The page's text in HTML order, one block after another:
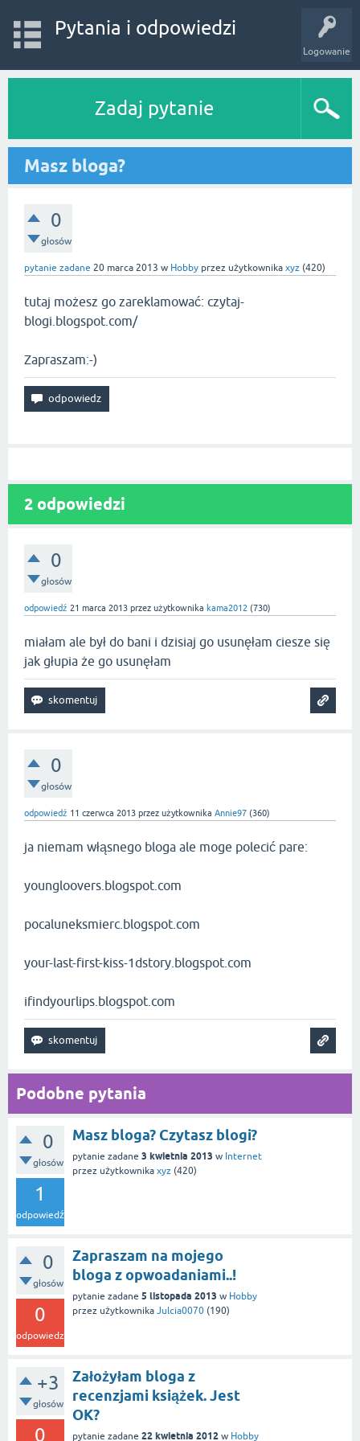
Logowanie
Pytania i odpowiedzi
Zadaj pytanie
Masz bloga?
0
głosów
pytanie zadane 20 marca 2013 w Hobby przez użytkownika xyz (420)
tutaj możesz go zareklamować: czytaj-
blogi.blogspot.com/
Zapraszam:-)
2 odpowiedzi
0
głosów
odpowiedź 21 marca 2013 przez użytkownika kama2012 (730)
miałam ale był do bani i dzisiaj go usunęłam ciesze się
jak głupia że go usunęłam
0
głosów
odpowiedź 11 czerwca 2013 przez użytkownika Annie97 (360)
ja niemam włąsnego bloga ale moge polecić pare:
youngloovers.blogspot.com
pocaluneksmierc.blogspot.com
your-last-first-kiss-1dstory.blogspot.com
ifindyourlips.blogspot.com
Podobne pytania
0
głosów
1
odpowiedź
Masz bloga? Czytasz blogi?
pytanie zadane 3 kwietnia 2013 w Internet
przez użytkownika xyz (420)
0
głosów
0
odpowiedzi
Zapraszam na mojego
bloga z opwoadaniami..!
pytanie zadane 5 listopada 2013 w Hobby
przez użytkownika Julcia0070 (190)
+3
głosów
0
Założyłam bloga z
recenzjami książek. Jest
OK?
pytanie zadane 22 kwietnia 2012 w Hobby